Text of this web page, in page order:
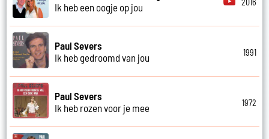
Ik heb een oogje op jou
Paul Severs
Ik heb gedroomd van jou
1991
Paul Severs
Ik heb rozen voor je mee
1972